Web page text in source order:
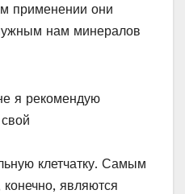
применении они
нам минералов
я рекомендую
клетчатку. Самым
являются